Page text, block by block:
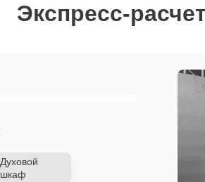
Экспресс-
Духовой
шкаф